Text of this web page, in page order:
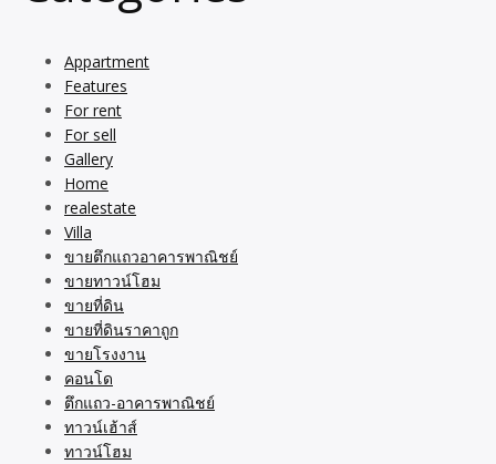
Appartment
Features
For rent
For sell
Gallery
Home
realestate
Villa
ขายตึกแถวอาคารพาณิชย์
ขายทาวน์โฮม
ขายที่ดิน
ขายที่ดินราคาถูก
ขายโรงงาน
คอนโด
ตึกแถว-อาคารพาณิชย์
ทาวน์เฮ้าส์
ทาวน์โฮม